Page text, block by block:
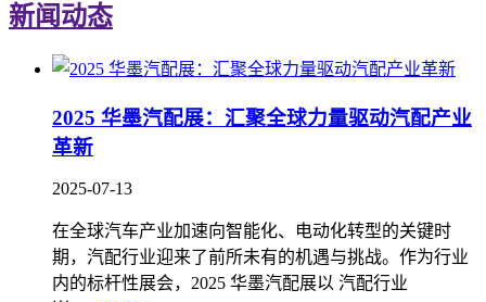
新闻动态
2025 华墨汽配展：汇聚全球力量驱动汽配产业
革新
2025-07-13
在全球汽车产业加速向智能化、电动化转型的关键时
期，汽配行业迎来了前所未有的机遇与挑战。作为行业
内的标杆性展会，2025 华墨汽配展以 汽配行业